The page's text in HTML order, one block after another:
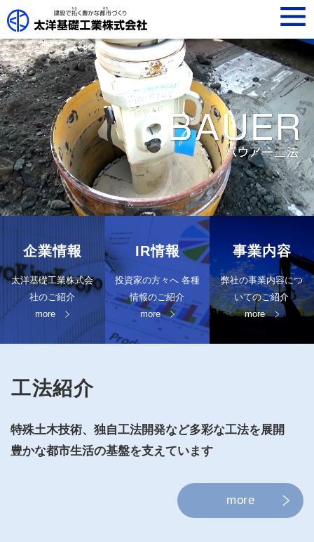
t
o
g
g
e
n
a
v
g
a
t
i
o
n
企業情報
太洋基礎工業株式会
社のご紹介
more
IR情報
投資家の方々へ 各種
情報のご紹介
more
事業内容
弊社の事業内容につ
いてのご紹介
more
工法紹介
特殊⼟⽊技術、独⾃⼯法開発など多彩な⼯法を展開
豊かな都市⽣活の基盤を⽀えています
more